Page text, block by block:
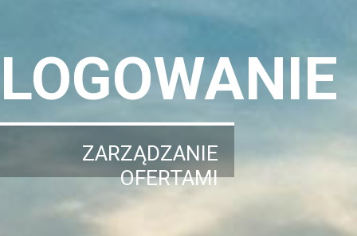
LOGOWANIE
ZARZĄDZANIE
OFERTAMI